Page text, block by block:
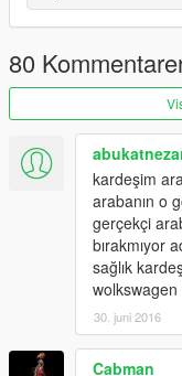
80
kardeşim
arabanın o
gerçekçi
bırakmıyor
sağlık
wolkswagen
30. juni 2016
Cabman